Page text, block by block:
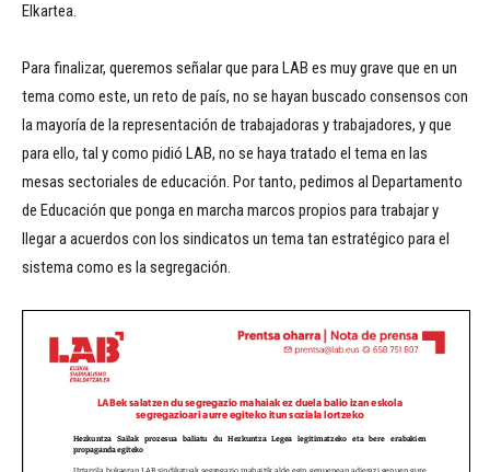
Elkartea.
Para finalizar, queremos señalar que para LAB es muy grave que en un
tema como este, un reto de país, no se hayan buscado consensos con
la mayoría de la representación de trabajadoras y trabajadores, y que
para ello, tal y como pidió LAB, no se haya tratado el tema en las
mesas sectoriales de educación. Por tanto, pedimos al Departamento
de Educación que ponga en marcha marcos propios para trabajar y
llegar a acuerdos con los sindicatos un tema tan estratégico para el
sistema como es la segregación.